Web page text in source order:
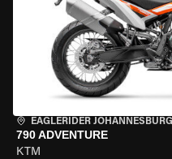
EAGLERIDER JOHANNESBURG
790 ADVENTURE
KTM